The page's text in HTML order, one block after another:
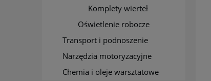
Komplety wierteł
Oświetlenie robocze
Transport i podnoszenie
Narzędzia motoryzacyjne
Chemia i oleje warsztatowe